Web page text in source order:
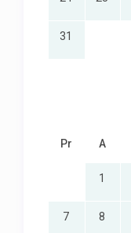
31
Pr A
1
7 8